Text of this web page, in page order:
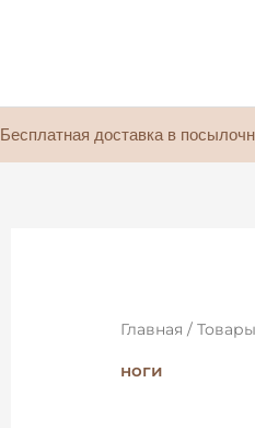
Бесплатная доставка в
Главная /
ноги